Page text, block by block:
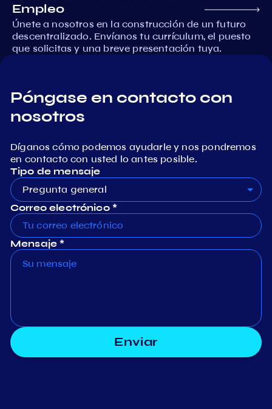
Empleo
Únete a nosotros en la construcción de un futuro
descentralizado. Envíanos tu currículum, el puesto
que solicitas y una breve presentación tuya.
Póngase en contacto con
nosotros
Díganos cómo podemos ayudarle y nos pondremos
en contacto con usted lo antes posible.
Tipo de mensaje
Pregunta general
Correo electrónico *
Mensaje *
Enviar